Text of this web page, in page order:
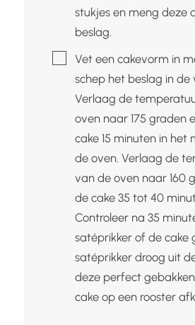
stukjes en meng deze
beslag.
▢Vet een cakevorm in
schep het beslag in de
Verlaag de
oven naar 175 graden
cake 15 minuten in het
de oven. Verlaag de
van de oven naar 160
de cake 35 tot 40
Controleer na 35
satéprikker of de cake
satéprikker droog uit
deze perfect
cake op een rooster